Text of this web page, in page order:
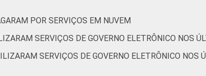
POR SERVIÇOS EM NUVEM
SERVIÇOS DE GOVERNO ELETRÔNICO NOS
SERVIÇOS DE GOVERNO ELETRÔNICO